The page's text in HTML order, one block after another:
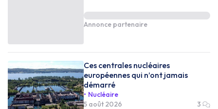
Annonce partenaire
Ces centrales nucléaires
européennes qui n’ont jamais
démarré
Nucléaire
5 août 2026
3